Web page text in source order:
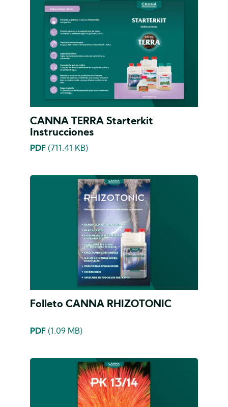
CANNA TERRA Starterkit
Instrucciones
PDF (711.41 KB)
Folleto CANNA RHIZOTONIC
PDF (1.09 MB)